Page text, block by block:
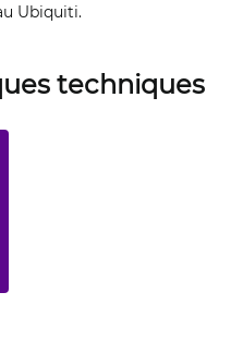
Ubiquiti.
techniques